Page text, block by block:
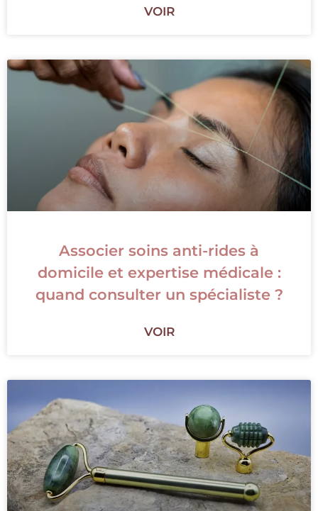
VOIR
Associer soins anti-rides à
domicile et expertise médicale :
quand consulter un spécialiste ?
VOIR